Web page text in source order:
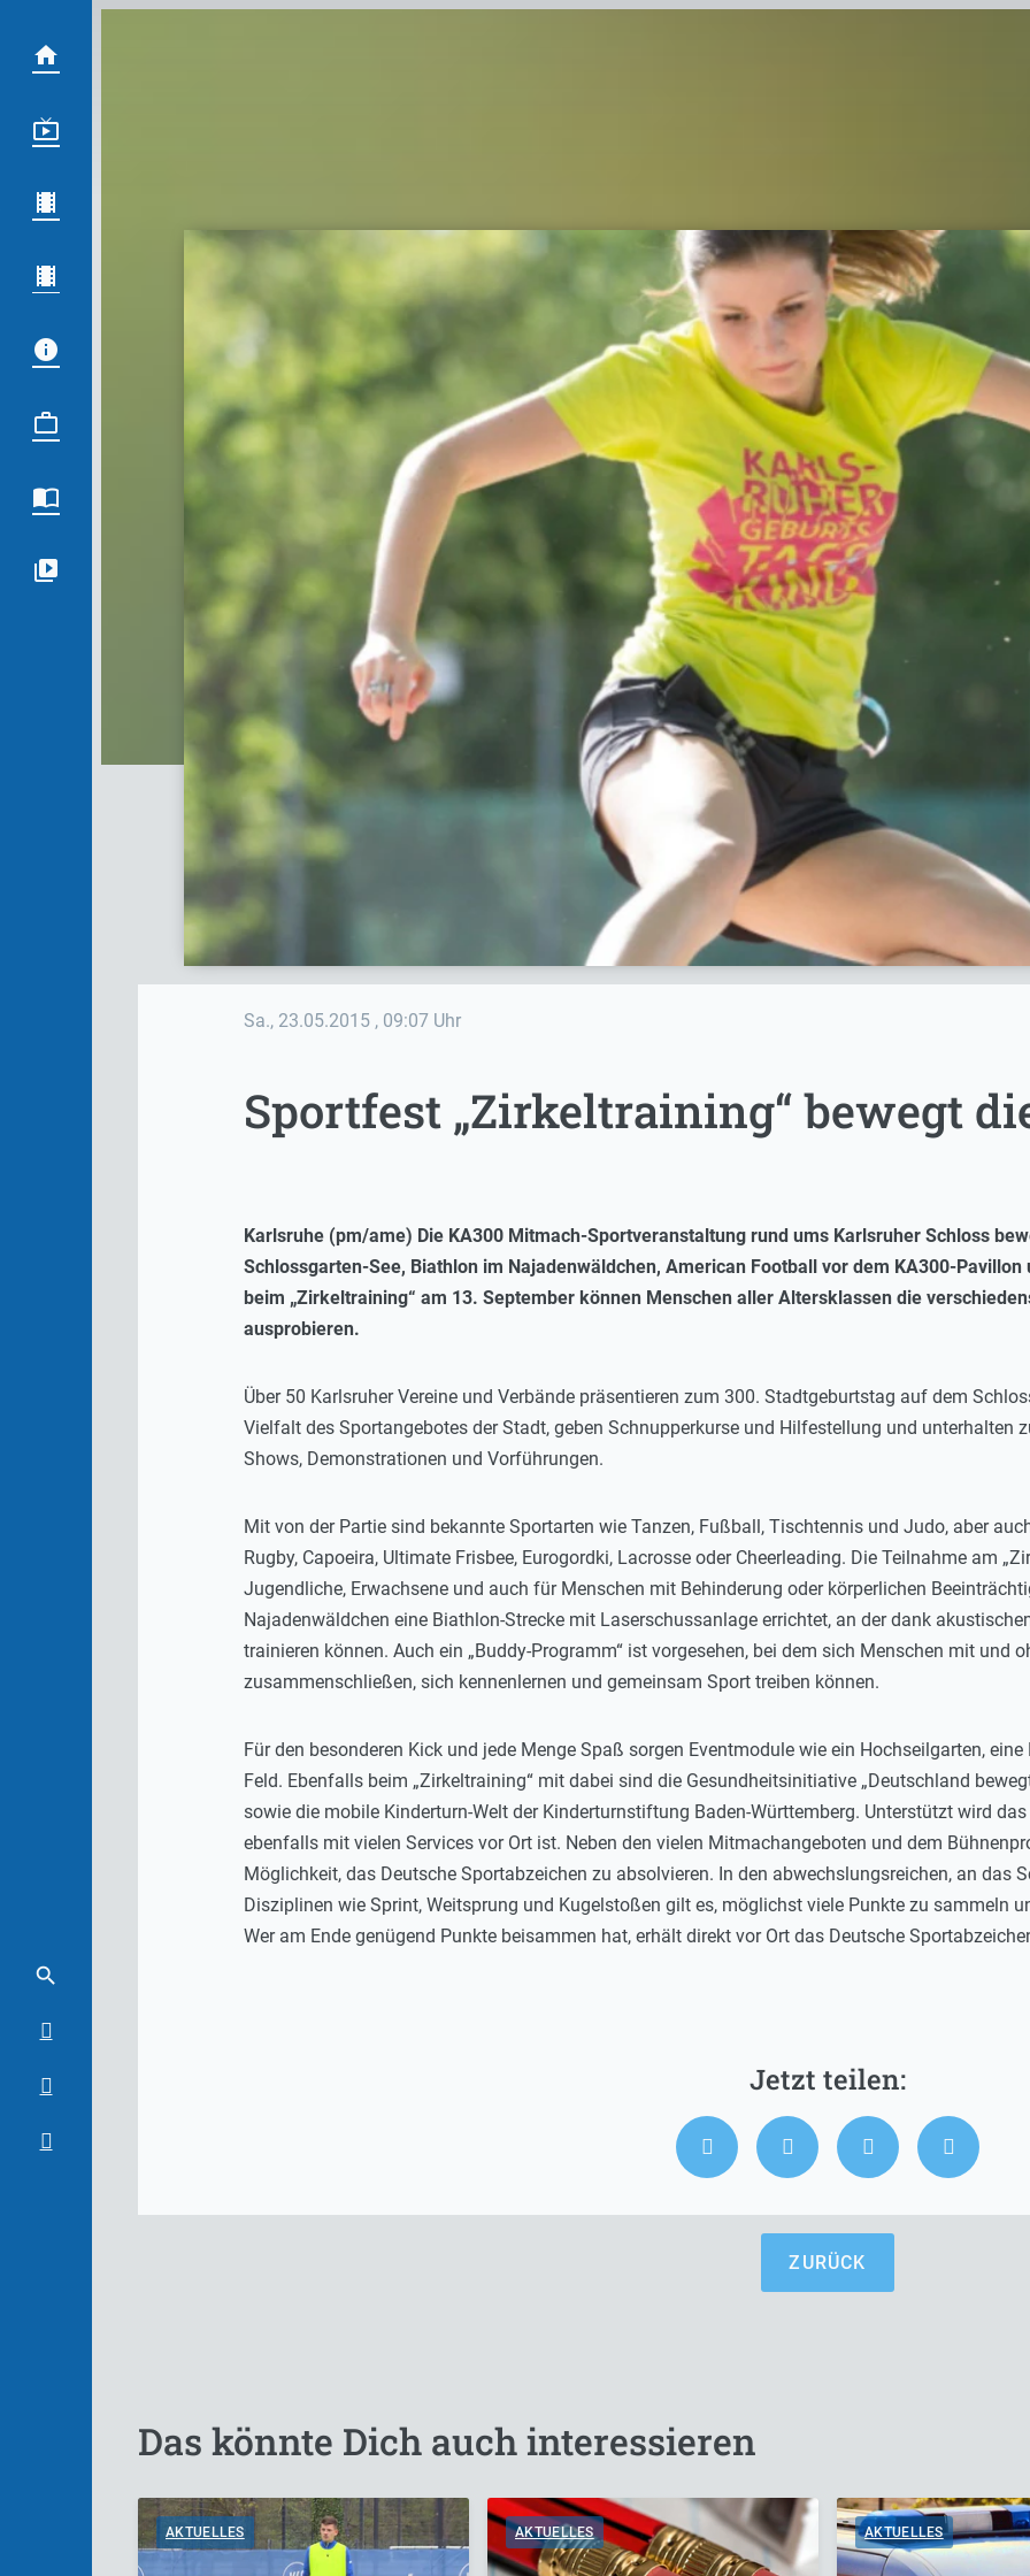
Sa., 23.05.2015 , 09:07 Uhr
Sportfest „Zirkeltraining“ bewegt
Karlsruhe (pm/ame) Die KA300 Mitmach-Sportveranstaltung rund ums Karlsruher Schloss
Schlossgarten-See, Biathlon im Najadenwäldchen, American Football vor dem KA300-
beim „Zirkeltraining“ am 13. September können Menschen aller Altersklassen die
ausprobieren.
Über 50 Karlsruher Vereine und Verbände präsentieren zum 300. Stadtgeburtstag auf dem
Vielfalt des Sportangebotes der Stadt, geben Schnupperkurse und Hilfestellung und unterhalten
Shows, Demonstrationen und Vorführungen.
Mit von der Partie sind bekannte Sportarten wie Tanzen, Fußball, Tischtennis und Judo, aber
Rugby, Capoeira, Ultimate Frisbee, Eurogordki, Lacrosse oder Cheerleading. Die Teilnahme am
Jugendliche, Erwachsene und auch für Menschen mit Behinderung oder körperlichen
Najadenwäldchen eine Biathlon-Strecke mit Laserschussanlage errichtet, an der dank
trainieren können. Auch ein „Buddy-Programm“ ist vorgesehen, bei dem sich Menschen mit und
zusammenschließen, sich kennenlernen und gemeinsam Sport treiben können.
Für den besonderen Kick und jede Menge Spaß sorgen Eventmodule wie ein Hochseilgarten,
Feld. Ebenfalls beim „Zirkeltraining“ mit dabei sind die Gesundheitsinitiative „Deutschland
sowie die mobile Kinderturn-Welt der Kinderturnstiftung Baden-Württemberg. Unterstützt wird
ebenfalls mit vielen Services vor Ort ist. Neben den vielen Mitmachangeboten und dem
Möglichkeit, das Deutsche Sportabzeichen zu absolvieren. In den abwechslungsreichen, an das
Disziplinen wie Sprint, Weitsprung und Kugelstoßen gilt es, möglichst viele Punkte zu sammeln
Wer am Ende genügend Punkte beisammen hat, erhält direkt vor Ort das Deutsche
ZURÜCK
Das könnte Dich auch interessieren
AKTUELLES AKTUELLES AKTUELLES